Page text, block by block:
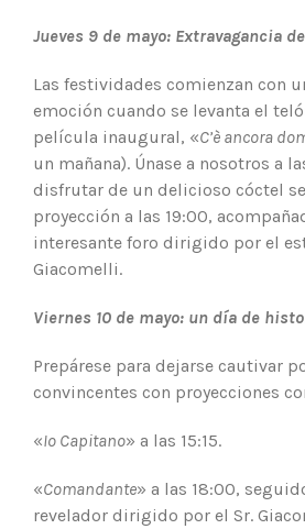
Jueves 9 de mayo: Extravagancia
Las festividades comienzan con
emoción cuando se levanta el
película inaugural, «C’è ancora
un mañana). Únase a nosotros a
disfrutar de un delicioso cóctel
proyección a las 19:00,
interesante foro dirigido por el
Giacomelli.
Viernes 10 de mayo: un día de
Prepárese para dejarse cautivar
convincentes con proyecciones
«Io Capitano» a las 15:15.
«Comandante» a las 18:00,
revelador dirigido por el Sr.